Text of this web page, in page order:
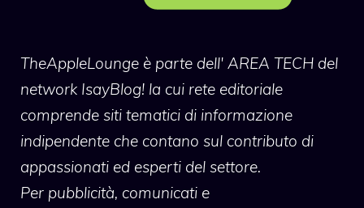
TheAppleLounge è parte dell' AREA TECH del
network IsayBlog! la cui rete editoriale
comprende siti tematici di informazione
indipendente che contano sul contributo di
appassionati ed esperti del settore.
Per pubblicità, comunicati e